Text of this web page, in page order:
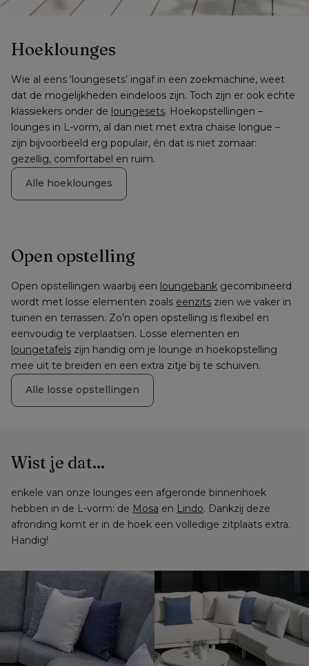
Hoeklounges
Wie al eens ‘loungesets’ ingaf in een zoekmachine, weet
dat de mogelijkheden eindeloos zijn. Toch zijn er ook echte
klassiekers onder de loungesets. Hoekopstellingen –
lounges in L-vorm, al dan niet met extra chaise longue –
zijn bijvoorbeeld erg populair, én dat is niet zomaar:
gezellig, comfortabel en ruim.
Alle hoeklounges
Open opstelling
Open opstellingen waarbij een loungebank gecombineerd
wordt met losse elementen zoals eenzits zien we vaker in
tuinen en terrassen. Zo’n open opstelling is flexibel en
loungetafels zijn handig om je lounge in hoekopstelling
mee uit te breiden en een extra zitje bij te schuiven.
Alle losse opstellingen
Wist je dat...
enkele van onze lounges een afgeronde binnenhoek
hebben in de L-vorm: de Mosa en Lindo. Dankzij deze
afronding komt er in de hoek een volledige zitplaats extra.
Handig!